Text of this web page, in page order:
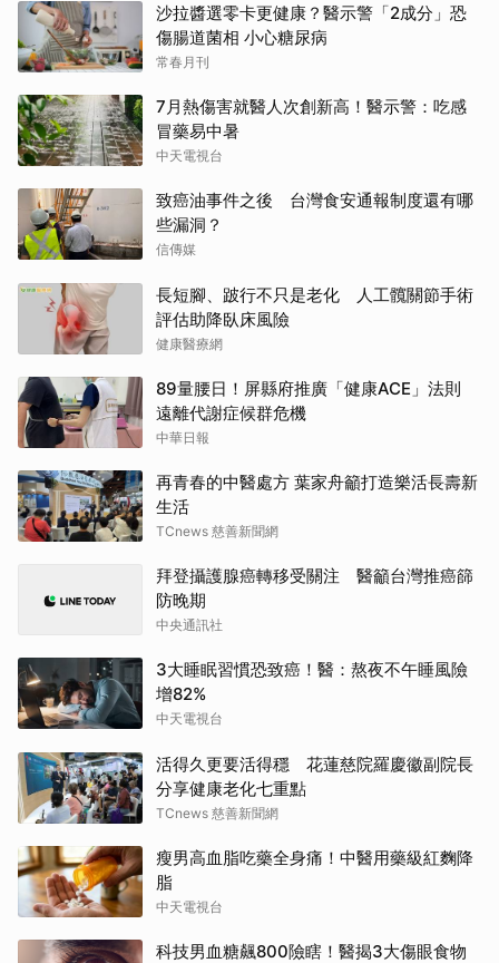
沙拉醬選零卡更健康？醫示警「2成分」恐
傷腸道菌相 小心糖尿病
常春月刊
7月熱傷害就醫人次創新高！醫示警：吃感
冒藥易中暑
中天電視台
致癌油事件之後 台灣食安通報制度還有哪
些漏洞？
信傳媒
長短腳、跛行不只是老化 人工髖關節手術
評估助降臥床風險
健康醫療網
89量腰日！屏縣府推廣「健康ACE」法則
遠離代謝症候群危機
中華日報
再青春的中醫處方 葉家舟籲打造樂活長壽新
生活
TCnews 慈善新聞網
拜登攝護腺癌轉移受關注 醫籲台灣推癌篩
防晚期
中央通訊社
3大睡眠習慣恐致癌！醫：熬夜不午睡風險
增82%
中天電視台
活得久更要活得穩 花蓮慈院羅慶徽副院長
分享健康老化七重點
TCnews 慈善新聞網
瘦男高血脂吃藥全身痛！中醫用藥級紅麴降
脂
中天電視台
科技男血糖飆800險瞎！醫揭3大傷眼食物